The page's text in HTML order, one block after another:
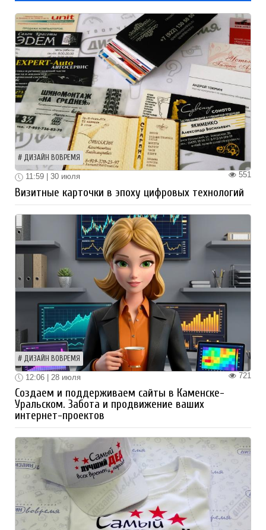
ДИЗАЙН ВОВРЕМЯ
551
11:59 | 30 июля
Визитные карточки в эпоху цифровых технологий
ДИЗАЙН ВОВРЕМЯ
721
12:06 | 28 июля
Создаем и поддерживаем сайты в Каменске-
Уральском. Забота и продвижение ваших
интернет-проектов